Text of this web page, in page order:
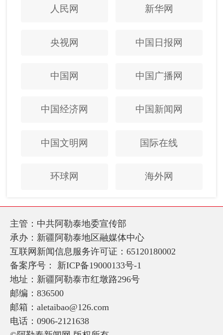
人民网 新华网
央视网 中国日报网
中国网 中国广播网
中国经济网 中国新闻网
中国文明网 国际在线
环球网 海外网
主管：中共阿勒泰地委宣传部
承办：新疆阿勒泰地区融媒体中心
互联网新闻信息服务许可证：65120180002
备案序号： 新ICP备19000133号-1
地址：新疆阿勒泰市红墩路296号
邮编：836500
邮箱：aletaibao@126.com
电话：0906-2121638